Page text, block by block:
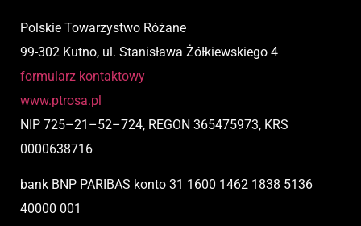
Polskie Towarzystwo Różane
99-302 Kutno, ul. Stanisława Żółkiewskiego 4
formularz kontaktowy
www.ptrosa.pl
NIP 725–21 –52–724, REGON 365475973, KRS
0000638716
bank BNP PARIBAS konto 31 1600 1462 1838 5136
40000 001